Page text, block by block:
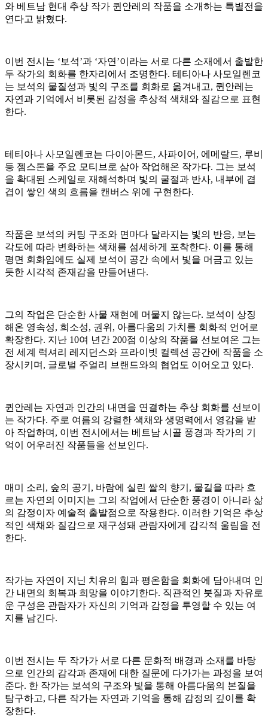
와 베트남 현대 추상 작가 퀸안레의 작품을 소개하는 특별전을
연다고 밝혔다.
이번 전시는 ‘보석’과 ‘자연’이라는 서로 다른 소재에서 출발한
두 작가의 회화를 한자리에서 조명한다. 테티아나 사모일렌코
는 보석의 물질성과 빛의 구조를 회화로 옮겨내고, 퀸안레는
자연과 기억에서 비롯된 감정을 추상적 색채와 질감으로 표현
한다.
테티아나 사모일렌코는 다이아몬드, 사파이어, 에메랄드, 루비
등 젬스톤을 주요 모티브로 삼아 작업해온 작가다. 그는 보석
을 확대된 스케일로 재해석하며 빛의 굴절과 반사, 내부에 겹
겹이 쌓인 색의 흐름을 캔버스 위에 구현한다.
작품은 보석의 커팅 구조와 면마다 달라지는 빛의 반응, 보는
각도에 따라 변화하는 색채를 섬세하게 포착한다. 이를 통해
평면 회화임에도 실제 보석이 공간 속에서 빛을 머금고 있는
듯한 시각적 존재감을 만들어낸다.
그의 작업은 단순한 사물 재현에 머물지 않는다. 보석이 상징
해온 영속성, 희소성, 권위, 아름다움의 가치를 회화적 언어로
확장한다. 지난 10여 년간 200점 이상의 작품을 선보여온 그는
전 세계 럭셔리 레지던스와 프라이빗 컬렉션 공간에 작품을 소
장시키며, 글로벌 주얼리 브랜드와의 협업도 이어오고 있다.
퀸안레는 자연과 인간의 내면을 연결하는 추상 회화를 선보이
는 작가다. 주로 여름의 강렬한 색채와 생명력에서 영감을 받
아 작업하며, 이번 전시에서는 베트남 시골 풍경과 작가의 기
억이 어우러진 작품들을 선보인다.
매미 소리, 숲의 공기, 바람에 실린 쌀의 향기, 물길을 따라 흐
르는 자연의 이미지는 그의 작업에서 단순한 풍경이 아니라 삶
의 감정이자 예술적 출발점으로 작용한다. 이러한 기억은 추상
적인 색채와 질감으로 재구성돼 관람자에게 감각적 울림을 전
한다.
작가는 자연이 지닌 치유의 힘과 평온함을 회화에 담아내며 인
간 내면의 회복과 희망을 이야기한다. 직관적인 붓질과 자유로
운 구성은 관람자가 자신의 기억과 감정을 투영할 수 있는 여
지를 남긴다.
이번 전시는 두 작가가 서로 다른 문화적 배경과 소재를 바탕
으로 인간의 감각과 존재에 대한 질문에 다가가는 과정을 보여
준다. 한 작가는 보석의 구조와 빛을 통해 아름다움의 본질을
탐구하고, 다른 작가는 자연과 기억을 통해 감정의 깊이를 확
장한다.